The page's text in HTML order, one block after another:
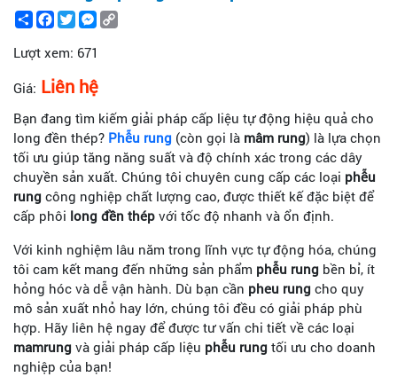
ShareFacebook
TwitterMessenger
Lượt xem: 671
Giá: Liên hệ
Bạn đang tìm kiếm giải pháp cấp liệu tự động hiệu quả cho
long đền thép? Phễu rung (còn gọi là mâm rung) là lựa chọn
tối ưu giúp tăng năng suất và độ chính xác trong các dây
chuyền sản xuất. Chúng tôi chuyên cung cấp các loại phễu
rung công nghiệp chất lượng cao, được thiết kế đặc biệt để
cấp phôi long đền thép với tốc độ nhanh và ổn định.
Với kinh nghiệm lâu năm trong lĩnh vực tự động hóa, chúng
tôi cam kết mang đến những sản phẩm phễu rung bền bỉ, ít
hỏng hóc và dễ vận hành. Dù bạn cần pheu rung cho quy
mô sản xuất nhỏ hay lớn, chúng tôi đều có giải pháp phù
hợp. Hãy liên hệ ngay để được tư vấn chi tiết về các loại
mamrung và giải pháp cấp liệu phễu rung tối ưu cho doanh
nghiệp của bạn!